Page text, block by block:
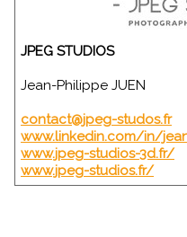
JPEG STUDIOS
Jean-Philippe JUEN
contact@jpeg-studos.fr
www.linkedin.com/in/
www.jpeg-studios-3d.fr/
www.jpeg-studios.fr/